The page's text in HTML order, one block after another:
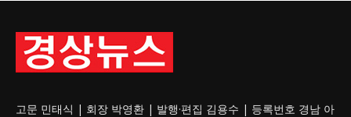
고문 민태식 | 회장 박영환 | 발행·편집 김용수 | 등록번호 경남 아